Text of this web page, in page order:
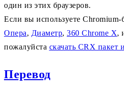
один из этих браузеров.
Если вы используете Chromium-
Опера, Диаметр, 360 Chrome Х,
пожалуйста скачать CRX пакет
Перевод